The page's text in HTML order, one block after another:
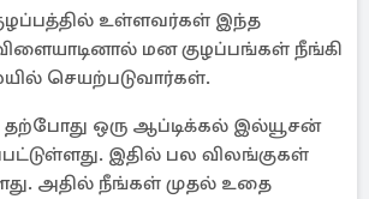
உள்ளவர்கள் இந்த
மன குழப்பங்கள் நீங்கி
செயற்படுவார்கள்.
ஒரு ஆப்டிக்கல் இல்யூசன்
இதில் பல விலங்குகள்
அதில் நீங்கள் முதல் உதை